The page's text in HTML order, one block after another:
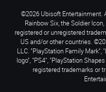
©2026 Ubisoft Entertainment.
Rainbow Six, the Soldier
registered or unregistered
US and/or other countries.
LLC. "PlayStation Family Mark",
logo", "PS4", "PlayStation
registered trademarks or